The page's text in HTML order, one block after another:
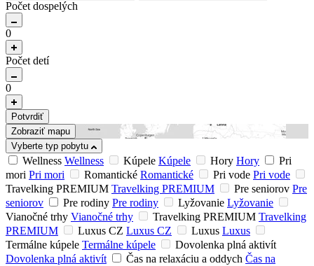
Počet dospelých
0
Počet detí
0
Potvrdiť
Zobraziť mapu
Vyberte typ pobytu
Wellness Wellness Kúpele Kúpele Hory Hory
Pri
mori Pri mori Romantické Romantické Pri vode Pri vode
Travelking PREMIUM Travelking PREMIUM Pre seniorov Pre
seniorov
Pre rodiny Pre rodiny Lyžovanie Lyžovanie
Vianočné trhy Vianočné trhy Travelking PREMIUM Travelking
PREMIUM
Luxus CZ Luxus CZ Luxus Luxus
Termálne kúpele Termálne kúpele
Dovolenka plná aktivít
Dovolenka plná aktivít
Čas na relaxáciu a oddych Čas na